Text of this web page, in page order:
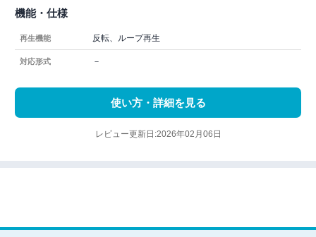
機能・仕様
再生機能 反転、ループ再生
対応形式 －
使い方・詳細を見る
レビュー更新日:2026年02月06日